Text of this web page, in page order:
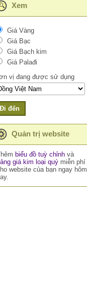
Xem
Giá Vàng
Giá Bạc
Giá Bạch kim
Giá Palađi
vị đang được sử dụng
Đi đến
Quản trị website
biểu đồ tuỳ chỉnhvà
giá kim loại quýmiễn phí
website của bạn ngay hôm